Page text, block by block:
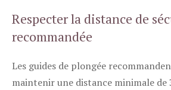
Respecter la distance de
recommandée
Les guides de plongée
maintenir une distance minimale de